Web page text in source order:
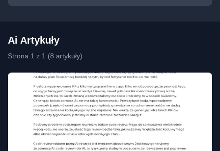
Ai Artykuły
Strona 1 z 1 (8 artykuły)